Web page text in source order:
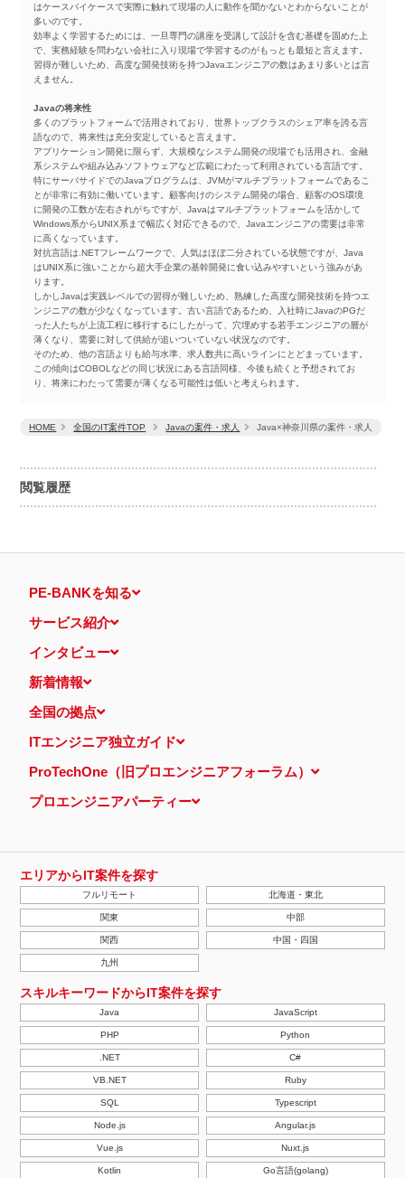
閲覧履歴
HOME 全国のIT案件TOP Javaの案件・求人 Java×神奈川県の案件・求人
はケースバイケースで実際に触れて現場の人に動作を聞かないとわからないことが
多いのです。
効率よく学習するためには、一旦専門の講座を受講して設計を含む基礎を固めた上
で、実務経験を問わない会社に入り現場で学習するのがもっとも最短と言えます。
習得が難しいため、高度な開発技術を持つJavaエンジニアの数はあまり多いとは言
えません。
Javaの将来性
多くのプラットフォームで活用されており、世界トップクラスのシェア率を誇る言
語なので、将来性は充分安定していると言えます。
アプリケーション開発に限らず、大規模なシステム開発の現場でも活用され、金融
系システムや組み込みソフトウェアなど広範にわたって利用されている言語です。
特にサーバサイドでのJavaプログラムは、JVMがマルチプラットフォームであるこ
とが非常に有効に働いています。顧客向けのシステム開発の場合、顧客のOS環境
に開発の工数が左右されがちですが、Javaはマルチプラットフォームを活かして
Windows系からUNIX系まで幅広く対応できるので、Javaエンジニアの需要は非常
に高くなっています。
対抗言語は.NETフレームワークで、人気はほぼ二分されている状態ですが、Java
はUNIX系に強いことから超大手企業の基幹開発に食い込みやすいという強みがあ
ります。
しかしJavaは実践レベルでの習得が難しいため、熟練した高度な開発技術を持つエ
ンジニアの数が少なくなっています。古い言語であるため、入社時にJavaのPGだ
った人たちが上流工程に移行するにしたがって、穴埋めする若手エンジニアの層が
薄くなり、需要に対して供給が追いついていない状況なのです。
そのため、他の言語よりも給与水準、求人数共に高いラインにとどまっています。
この傾向はCOBOLなどの同じ状況にある言語同様、今後も続くと予想されてお
り、将来にわたって需要が薄くなる可能性は低いと考えられます。
PE-BANKを知る
サービス紹介
インタビュー
新着情報
全国の拠点
ITエンジニア独立ガイド
ProTechOne（旧プロエンジニアフォーラム）
プロエンジニアパーティー
エリアからIT案件を探す
フルリモート 北海道・東北
関東 中部
関西 中国・四国
九州
スキルキーワードからIT案件を探す
Java JavaScript
PHP Python
.NET C#
VB.NET Ruby
SQL Typescript
Node.js Angular.js
Vue.js Nuxt.js
Kotlin Go言語(golang)